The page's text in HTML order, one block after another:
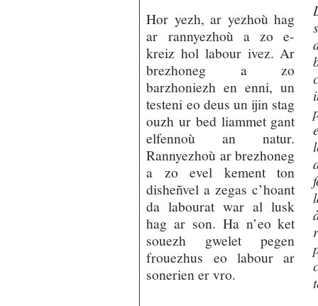
Hor yezh, ar yezhoù hag
ar rannyezhoù a zo e-
kreiz hol labour ivez. Ar
brezhoneg a zo
barzhoniezh en enni, un
testeni eo deus un ijin stag
ouzh ur bed liammet gant
elfennoù an natur.
Rannyezhoù ar brezhoneg
a zo evel kement ton
disheñvel a zegas c’hoant
da labourat war al lusk
hag ar son. Ha n’eo ket
souezh gwelet pegen
frouezhus eo labour ar
sonerien er vro.